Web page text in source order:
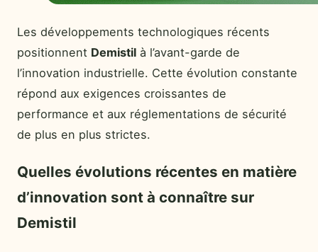
Les développements technologiques récents
positionnent Demistil à l’avant-garde de
l’innovation industrielle. Cette évolution constante
répond aux exigences croissantes de
performance et aux réglementations de sécurité
de plus en plus strictes.
Quelles évolutions récentes en matière
d’innovation sont à connaître sur
Demistil